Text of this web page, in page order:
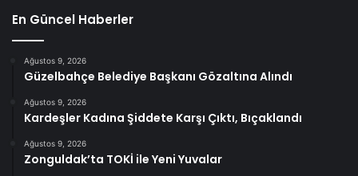
En Güncel Haberler
Ağustos 9, 2026
Güzelbahçe Belediye Başkanı Gözaltına Alındı
Ağustos 9, 2026
Kardeşler Kadına Şiddete Karşı Çıktı, Bıçaklandı
Ağustos 9, 2026
Zonguldak’ta TOKİ ile Yeni Yuvalar